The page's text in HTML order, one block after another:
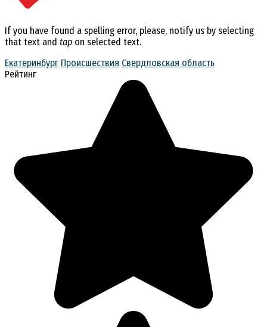
If you have found a spelling error, please, notify us by selecting
that text and tap on selected text.
Екатеринбург Происшествия Свердловская область
Рейтинг